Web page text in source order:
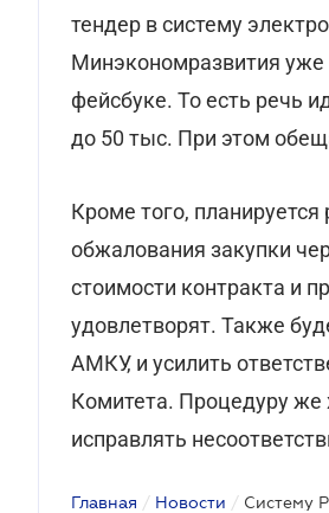
тендер в систему
Минэкономразвития уже
фейсбуке. То есть речь
до 50 тыс. При этом
Кроме того,
обжалования закупки
стоимости контракта и
удовлетворят. Также
АМКУ, и усилить
Комитета. Процедуру же
исправлять
Главная / Новости / Систему